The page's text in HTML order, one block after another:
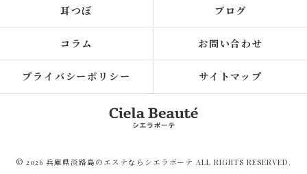
耳つぼ ブログ
コラム お問い合わせ
プライバシーポリシー サイトマップ
© 2026 兵庫県淡路島のエステならシエラボーテ ALL RIGHTS RESERVED.